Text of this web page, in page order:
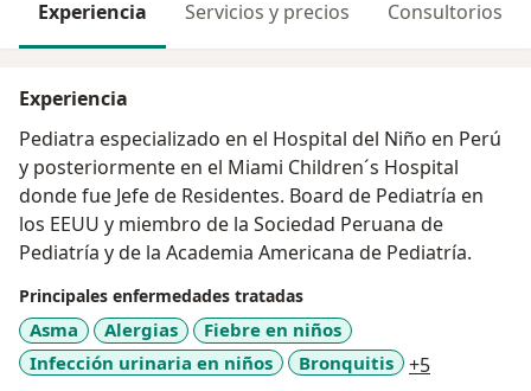
Experiencia Servicios y precios Consultorios
Experiencia
Pediatra especializado en el Hospital del Niño en Perú
y posteriormente en el Miami Children´s Hospital
donde fue Jefe de Residentes. Board de Pediatría en
los EEUU y miembro de la Sociedad Peruana de
Pediatría y de la Academia Americana de Pediatría.
Principales enfermedades tratadas
Asma Alergias
Fiebre en niños
Infección urinaria en niños
Bronquitis +5